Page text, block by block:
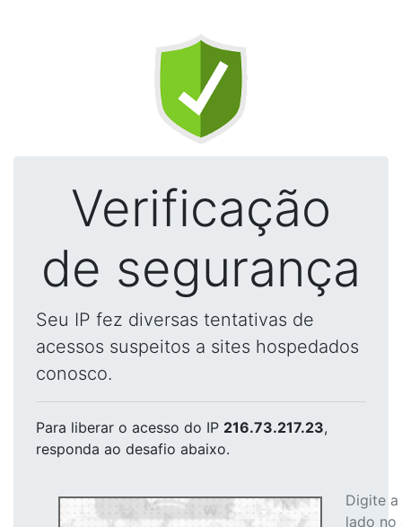
Verificação
de segurança
Seu IP fez diversas tentativas de
acessos suspeitos a sites hospedados
conosco.
Para liberar o acesso do IP 216.73.217.23,
responda ao desafio abaixo.
Digite
lado no